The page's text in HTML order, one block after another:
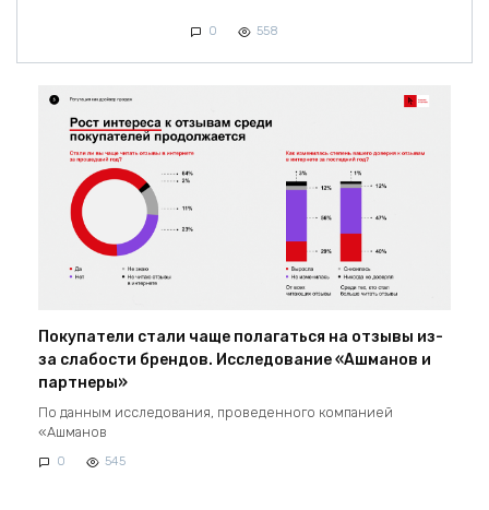
0 558
Покупатели стали чаще полагаться на отзывы из-
за слабости брендов. Исследование «Ашманов и
партнеры»
По данным исследования, проведенного компанией
«Ашманов
0 545